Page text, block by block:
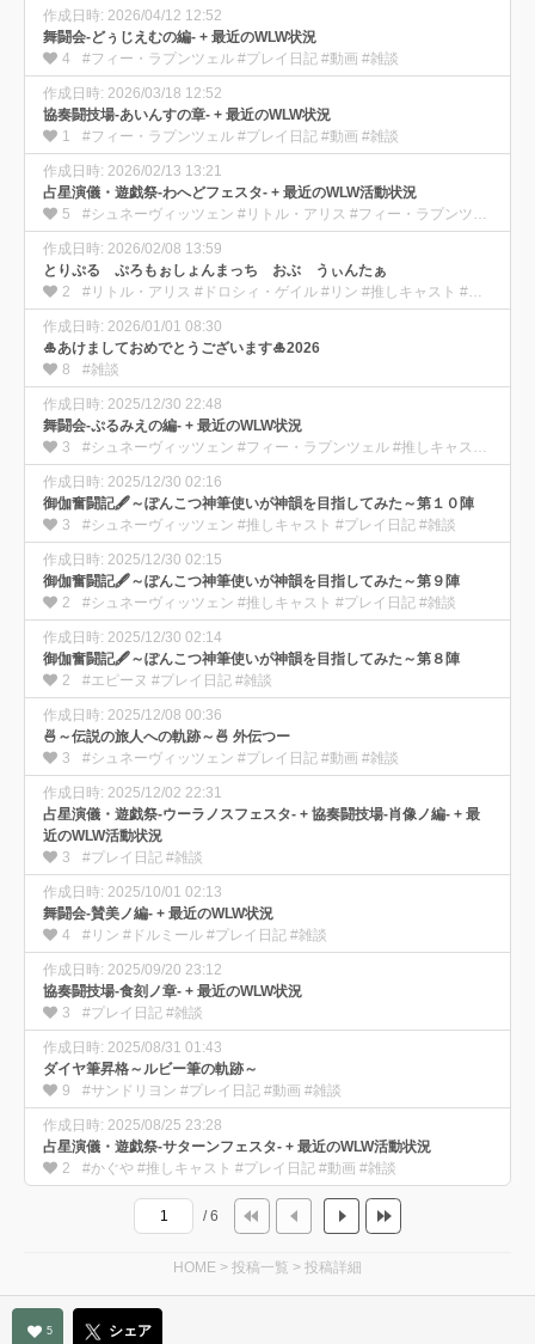
作成日時: 2026/04/12 12:52
舞闘会-どぅじえむの編- + 最近のWLW状況
4
#フィー・ラプンツェル #プレイ日記 #動画 #雑談
作成日時: 2026/03/18 12:52
協奏闘技場-あいんすの章- + 最近のWLW状況
1
#フィー・ラプンツェル #プレイ日記 #動画 #雑談
作成日時: 2026/02/13 13:21
占星演儀・遊戯祭-わへどフェスタ- + 最近のWLW活動状況
5
#シュネーヴィッツェン #リトル・アリス #フィー・ラプンツェル #推しキャスト #プレイ日記 #動画 #雑談
作成日時: 2026/02/08 13:59
とりぷる ぷろもぉしょんまっち おぶ うぃんたぁ
2
#リトル・アリス #ドロシィ・ゲイル #リン #推しキャスト #プレイ日記 #動画
作成日時: 2026/01/01 08:30
🎍あけましておめでとうございます🎍2026
8
#雑談
作成日時: 2025/12/30 22:48
舞闘会-ぷるみえの編- + 最近のWLW状況
3
#シュネーヴィッツェン #フィー・ラプンツェル #推しキャスト #プレイ日記 #動画 #雑談
作成日時: 2025/12/30 02:16
御伽奮闘記🖋️～ぽんこつ神筆使いが神韻を目指してみた～第１０陣
3
#シュネーヴィッツェン #推しキャスト #プレイ日記 #雑談
作成日時: 2025/12/30 02:15
御伽奮闘記🖋️～ぽんこつ神筆使いが神韻を目指してみた～第９陣
2
#シュネーヴィッツェン #推しキャスト #プレイ日記 #雑談
作成日時: 2025/12/30 02:14
御伽奮闘記🖋️～ぽんこつ神筆使いが神韻を目指してみた～第８陣
2
#エピーヌ #プレイ日記 #雑談
作成日時: 2025/12/08 00:36
🍜～伝説の旅人への軌跡～🍜 外伝つー
3
#シュネーヴィッツェン #プレイ日記 #動画 #雑談
作成日時: 2025/12/02 22:31
占星演儀・遊戯祭-ウーラノスフェスタ- + 協奏闘技場-肖像ノ編- + 最
近のWLW活動状況
3
#プレイ日記 #雑談
作成日時: 2025/10/01 02:13
舞闘会-賛美ノ編- + 最近のWLW状況
4
#リン #ドルミール #プレイ日記 #雑談
作成日時: 2025/09/20 23:12
協奏闘技場-食刻ノ章- + 最近のWLW状況
3
#プレイ日記 #雑談
作成日時: 2025/08/31 01:43
ダイヤ筆昇格～ルビー筆の軌跡～
9
#サンドリヨン #プレイ日記 #動画 #雑談
作成日時: 2025/08/25 23:28
占星演儀・遊戯祭-サターンフェスタ- + 最近のWLW活動状況
2
#かぐや #推しキャスト #プレイ日記 #動画 #雑談
/ 6
HOME > 投稿一覧 > 投稿詳細
5 シェア